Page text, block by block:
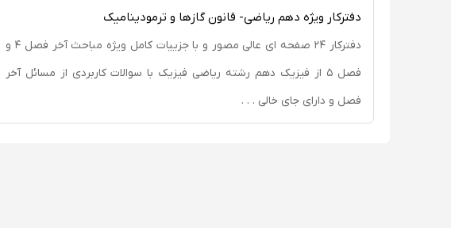
دفترکار ویژه دهم ریاضی- قانون گازها و ترمودینامیک
دفترکار ۲۴ صفحه ای عالی مصور و با جزییات کامل ویژه مباحث آخر فصل ۴ و
فصل ۵ از فیزیک دهم رشته ریاضی فیزیک با سوالات کاربردی از مسائل آخر
فصل و دارای جای خالی . . .